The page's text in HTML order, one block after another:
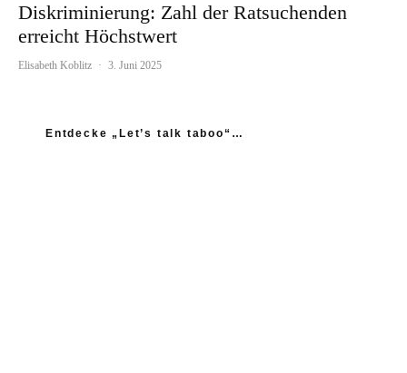
Diskriminierung: Zahl der Ratsuchenden
erreicht Höchstwert
Elisabeth Koblitz · 3. Juni 2025
Entdecke „Let’s talk taboo“…